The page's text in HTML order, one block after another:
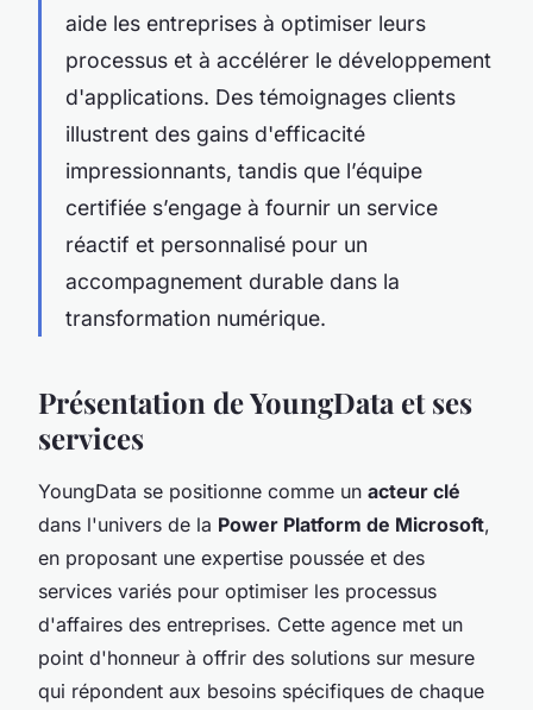
aide les entreprises à optimiser leurs
processus et à accélérer le développement
d'applications. Des témoignages clients
illustrent des gains d'efficacité
impressionnants, tandis que l’équipe
certifiée s’engage à fournir un service
réactif et personnalisé pour un
accompagnement durable dans la
transformation numérique.
Présentation de YoungData et ses
services
YoungData se positionne comme un acteur clé
dans l'univers de la Power Platform de Microsoft,
en proposant une expertise poussée et des
services variés pour optimiser les processus
d'affaires des entreprises. Cette agence met un
point d'honneur à offrir des solutions sur mesure
qui répondent aux besoins spécifiques de chaque